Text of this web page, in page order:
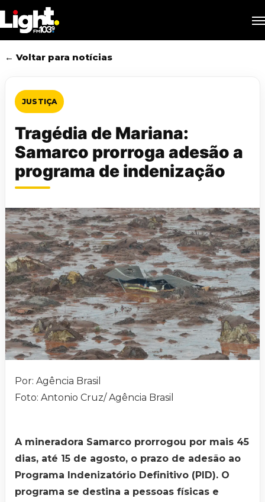
to
main
content
← Voltar para notícias
JUSTIÇA
Tragédia de Mariana:
Samarco prorroga adesão a
programa de indenização
Por: Agência Brasil
Foto: Antonio Cruz/ Agência Brasil
A mineradora Samarco prorrogou por mais 45
dias, até 15 de agosto, o prazo de adesão ao
Programa Indenizatório Definitivo (PID). O
programa se destina a pessoas físicas e